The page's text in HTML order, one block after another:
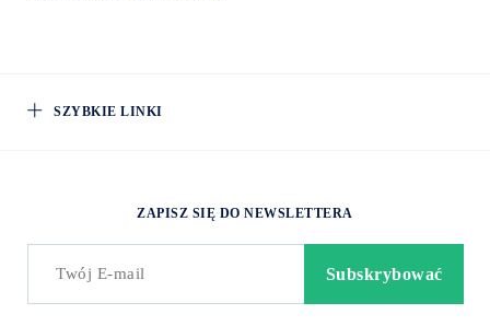
SZYBKIE LINKI
ZAPISZ SIĘ DO NEWSLETTERA